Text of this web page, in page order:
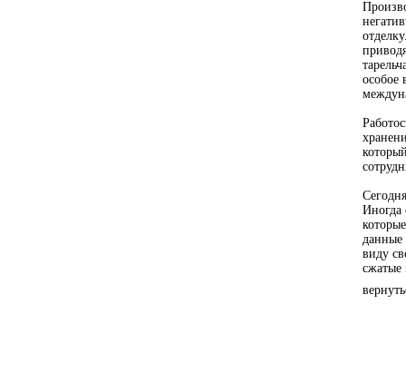
особое
Иногда
данные
виду
сжатые